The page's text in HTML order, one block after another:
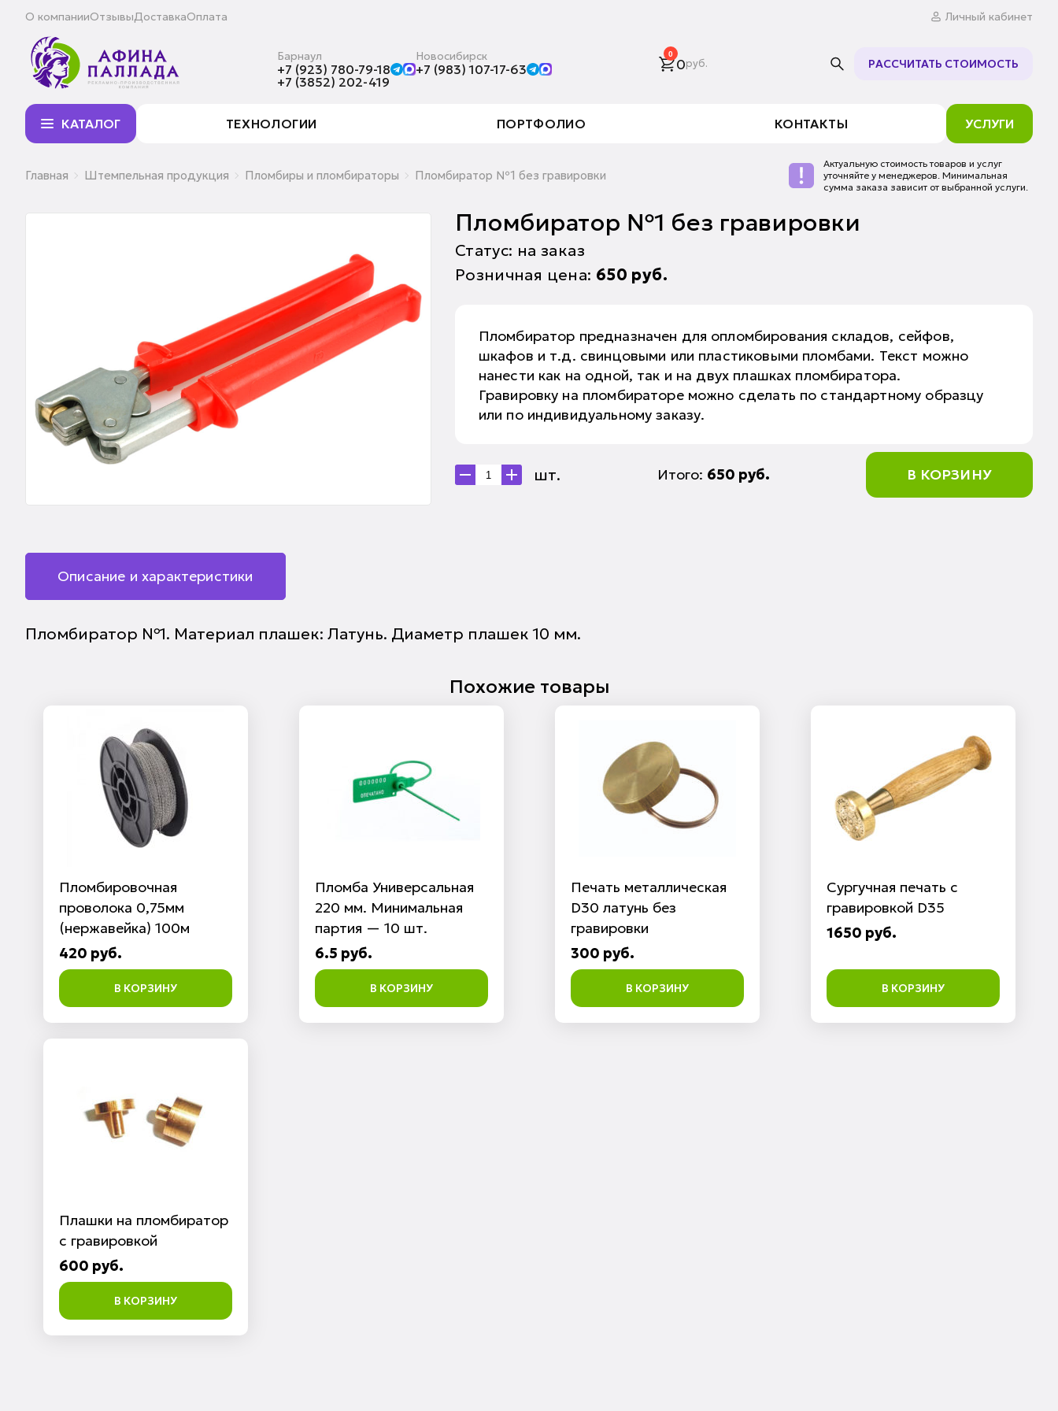
О компанииОтзывыДоставкаОплата Личный кабинет
Барнаул
+7 (923) 780-79-18
+7 (3852) 202-419
Новосибирск
+7 (983) 107-17-63
0
0руб. РАССЧИТАТЬ СТОИМОСТЬ
КАТАЛОГ ТЕХНОЛОГИИ ПОРТФОЛИО КОНТАКТЫ УСЛУГИ
Главная Штемпельная продукция Пломбиры и пломбираторы Пломбиратор №1 без гравировки
Актуальную стоимость товаров и услуг
уточняйте у менеджеров. Минимальная
сумма заказа зависит от выбранной услуги.
Пломбиратор №1 без гравировки
Статус: на заказ
Розничная цена: 650 руб.
Пломбиратор предназначен для опломбирования складов, сейфов,
шкафов и т.д. свинцовыми или пластиковыми пломбами. Текст можно
нанести как на одной, так и на двух плашках пломбиратора.
Гравировку на пломбираторе можно сделать по стандартному образцу
или по индивидуальному заказу.
шт. Итого: 650 руб. В КОРЗИНУ
Описание и характеристики
Пломбиратор №1. Материал плашек: Латунь. Диаметр плашек 10 мм.
Похожие товары
Пломбировочная
проволока 0,75мм
(нержавейка) 100м
420 руб.
В КОРЗИНУ
Пломба Универсальная
220 мм. Минимальная
партия — 10 шт.
6.5 руб.
В КОРЗИНУ
Печать металлическая
D30 латунь без
гравировки
300 руб.
В КОРЗИНУ
Сургучная печать с
гравировкой D35
1650 руб.
В КОРЗИНУ
Плашки на пломбиратор
с гравировкой
600 руб.
В КОРЗИНУ